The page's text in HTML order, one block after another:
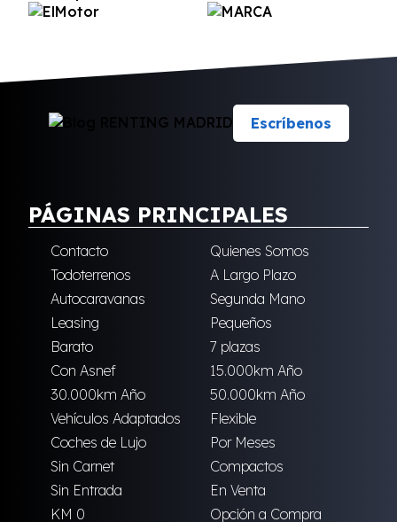
Escríbenos
PÁGINAS PRINCIPALES
Contacto
Quienes Somos
Todoterrenos
A Largo Plazo
Autocaravanas
Segunda Mano
Leasing
Pequeños
Barato
7 plazas
Con Asnef
15.000km Año
30.000km Año
50.000km Año
Vehículos Adaptados
Flexible
Coches de Lujo
Por Meses
Sin Carnet
Compactos
Sin Entrada
En Venta
KM 0
Opción a Compra